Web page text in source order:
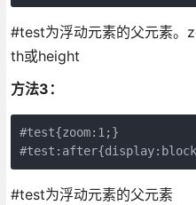
#test为浮动元素的父元素。
th或height
方法3：
#test{zoom:1;}
#test为浮动元素的父元素